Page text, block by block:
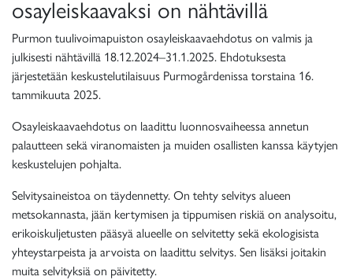
osayleiskaavaksi on nähtävillä
Purmon tuulivoimapuiston osayleiskaavaehdotus on valmis ja
julkisesti nähtävillä 18.12.2024–31.1.2025. Ehdotuksesta
järjestetään keskustelutilaisuus Purmogårdenissa torstaina 16.
tammikuuta 2025.
Osayleiskaavaehdotus on laadittu luonnosvaiheessa annetun
palautteen sekä viranomaisten ja muiden osallisten kanssa käytyjen
keskustelujen pohjalta.
Selvitysaineistoa on täydennetty. On tehty selvitys alueen
metsokannasta, jään kertymisen ja tippumisen riskiä on analysoitu,
erikoiskuljetusten pääsyä alueelle on selvitetty sekä ekologisista
yhteystarpeista ja arvoista on laadittu selvitys. Sen lisäksi joitakin
muita selvityksiä on päivitetty.